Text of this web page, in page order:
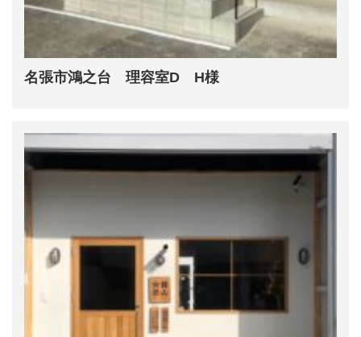
名張市鴻之台 理容室D H様